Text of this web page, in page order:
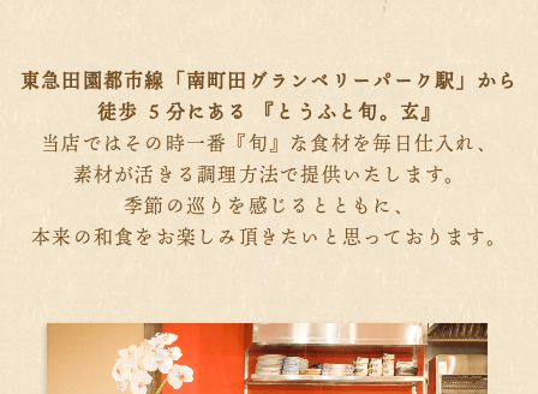
東急田園都市線「南町田グランベリーパーク駅」から
徒歩 ５分にある 『とうふと旬。玄』
当店ではその時一番『旬』な食材を毎日仕入れ、
素材が活きる調理方法で提供いたします。
季節の巡りを感じるとともに、
本来の和食をお楽しみ頂きたいと思っております。